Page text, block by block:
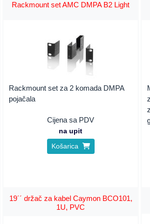
Rackmount set AMC DMPA B2 Light
Rackmount set za 2 komada DMPA
pojačala
Cijena sa PDV
na upit
Košarica
19´´ držač za kabel Caymon BCO101,
1U, PVC